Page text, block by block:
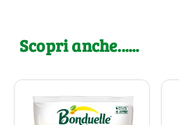
Scopri anche......